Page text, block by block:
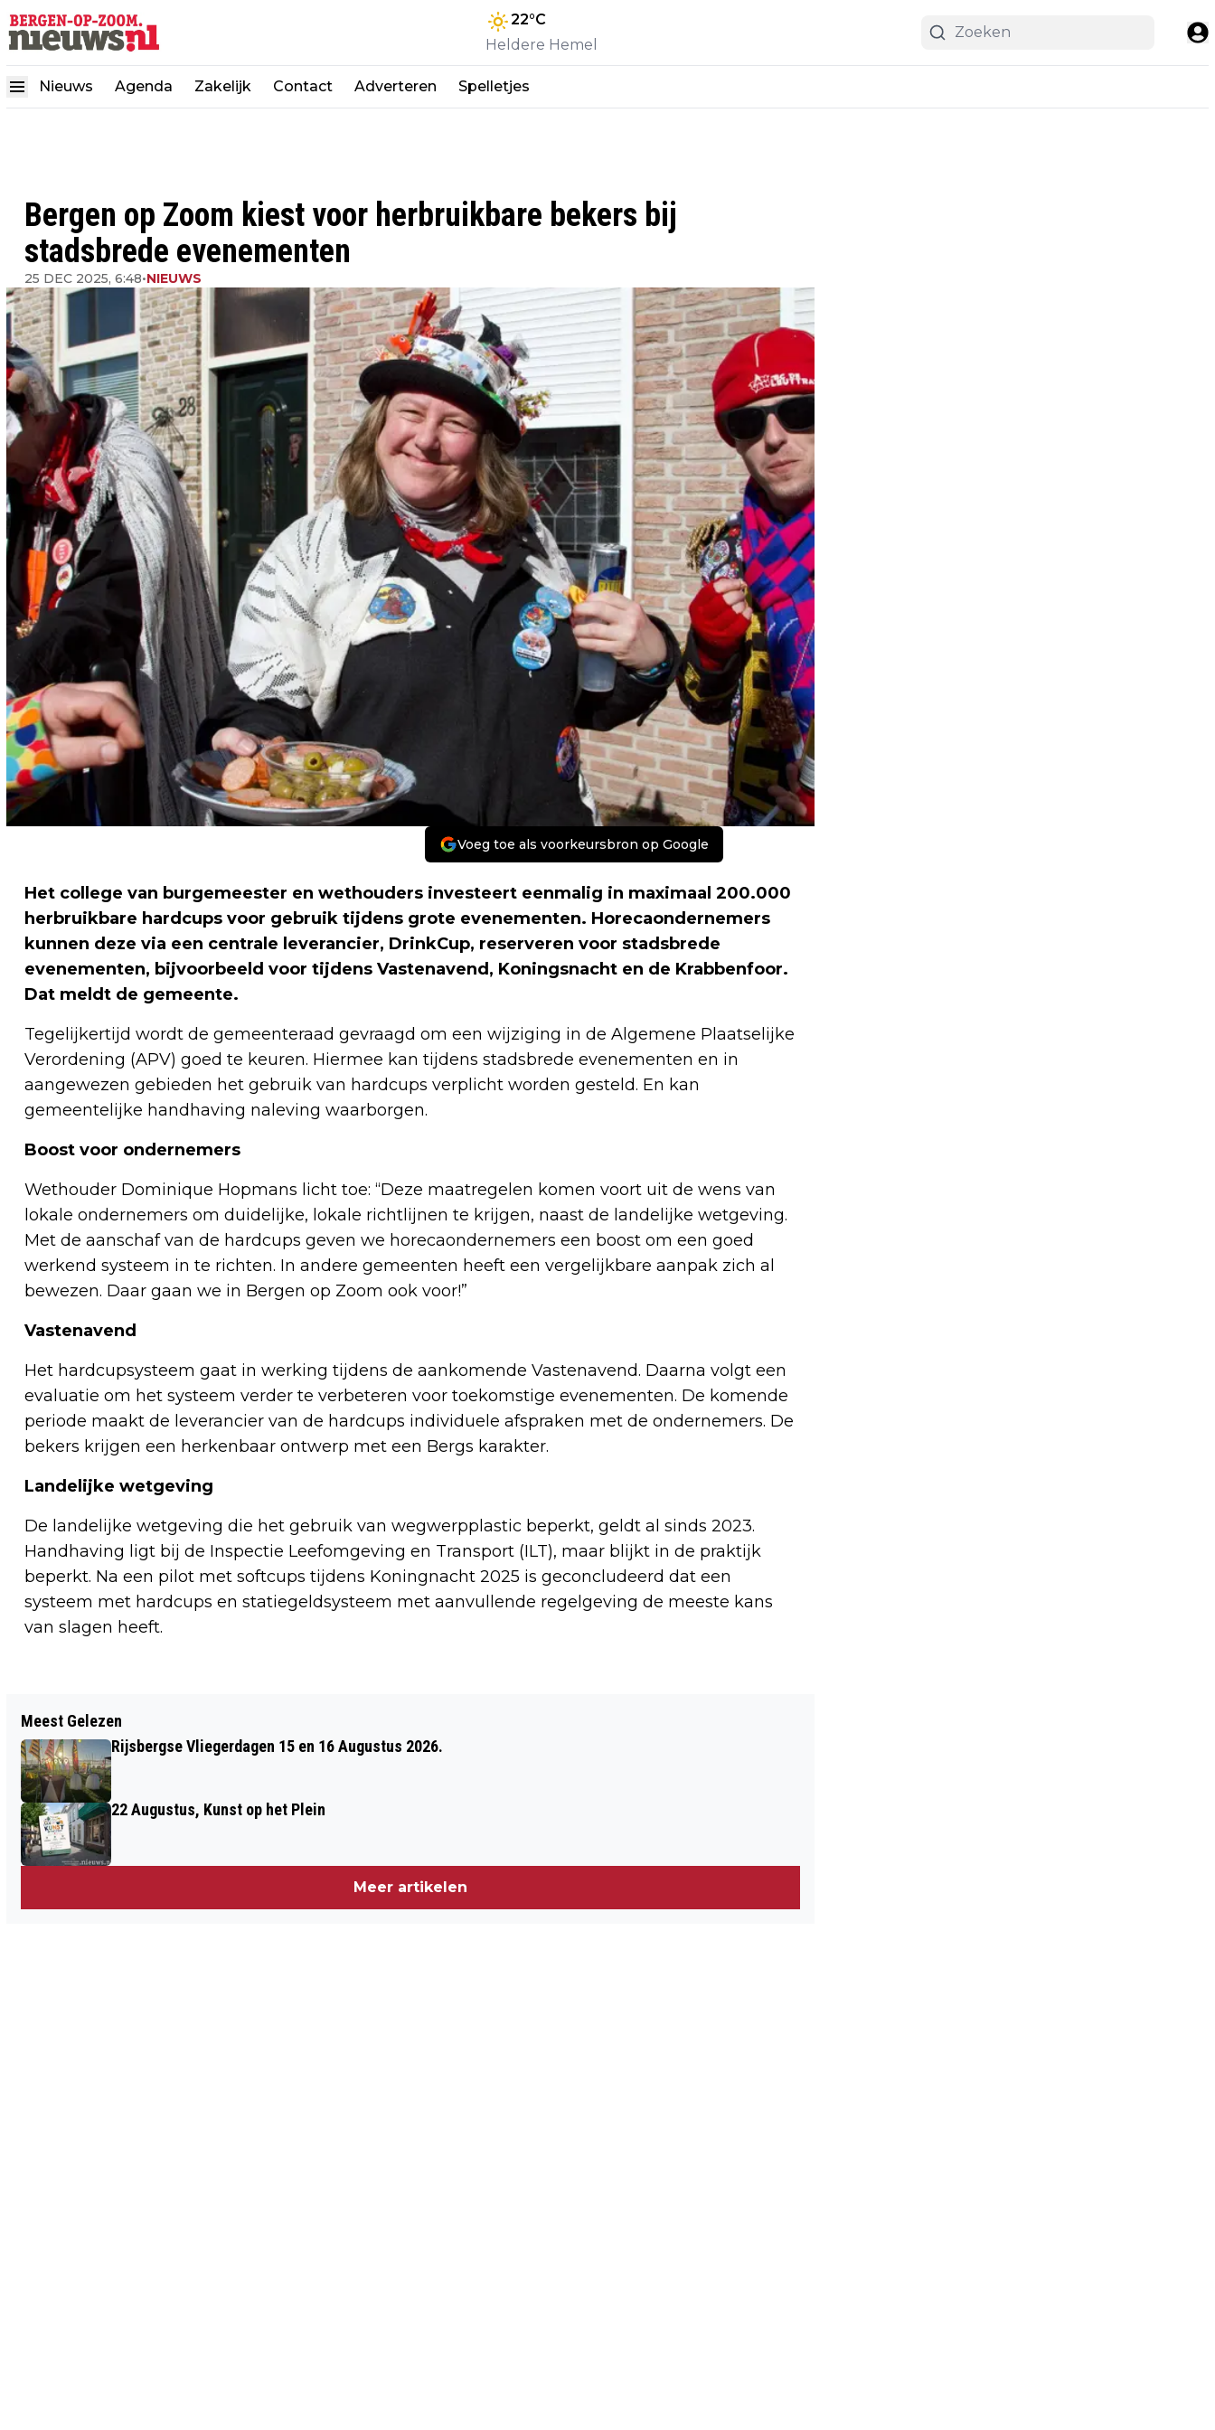
22°C
Heldere Hemel
Nieuws Agenda Zakelijk Contact Adverteren Spelletjes
Bergen op Zoom kiest voor herbruikbare bekers bij
stadsbrede evenementen
25 DEC 2025, 6:48•NIEUWS
Voeg toe als voorkeursbron op Google
Het college van burgemeester en wethouders investeert eenmalig in maximaal 200.000
herbruikbare hardcups voor gebruik tijdens grote evenementen. Horecaondernemers
kunnen deze via een centrale leverancier, DrinkCup, reserveren voor stadsbrede
evenementen, bijvoorbeeld voor tijdens Vastenavend, Koningsnacht en de Krabbenfoor.
Dat meldt de gemeente.
Tegelijkertijd wordt de gemeenteraad gevraagd om een wijziging in de Algemene Plaatselijke
Verordening (APV) goed te keuren. Hiermee kan tijdens stadsbrede evenementen en in
aangewezen gebieden het gebruik van hardcups verplicht worden gesteld. En kan
gemeentelijke handhaving naleving waarborgen.
Boost voor ondernemers
Wethouder Dominique Hopmans licht toe: “Deze maatregelen komen voort uit de wens van
lokale ondernemers om duidelijke, lokale richtlijnen te krijgen, naast de landelijke wetgeving.
Met de aanschaf van de hardcups geven we horecaondernemers een boost om een goed
werkend systeem in te richten. In andere gemeenten heeft een vergelijkbare aanpak zich al
bewezen. Daar gaan we in Bergen op Zoom ook voor!”
Vastenavend
Het hardcupsysteem gaat in werking tijdens de aankomende Vastenavend. Daarna volgt een
evaluatie om het systeem verder te verbeteren voor toekomstige evenementen. De komende
periode maakt de leverancier van de hardcups individuele afspraken met de ondernemers. De
bekers krijgen een herkenbaar ontwerp met een Bergs karakter.
Landelijke wetgeving
De landelijke wetgeving die het gebruik van wegwerpplastic beperkt, geldt al sinds 2023.
Handhaving ligt bij de Inspectie Leefomgeving en Transport (ILT), maar blijkt in de praktijk
beperkt. Na een pilot met softcups tijdens Koningnacht 2025 is geconcludeerd dat een
systeem met hardcups en statiegeldsysteem met aanvullende regelgeving de meeste kans
van slagen heeft.
ONTVANG SUBSIDIE OM SLIM OM TE
GAAN MET WATER
HUIS
Meest Gelezen
Rijsbergse Vliegerdagen 15 en 16 Augustus 2026.
22 Augustus, Kunst op het Plein
Meer artikelen